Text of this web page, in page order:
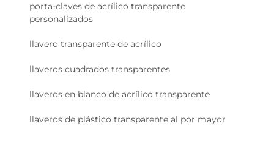
porta-claves de acrílico transparente
personalizados
llavero transparente de acrílico
llaveros cuadrados transparentes
llaveros en blanco de acrílico transparente
llaveros de plástico transparente al por mayor